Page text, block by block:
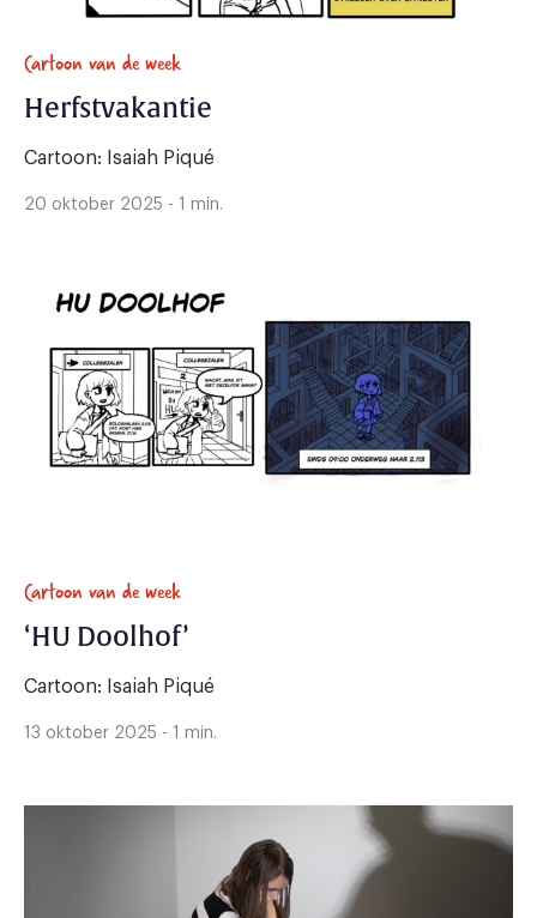
Cartoon van de week
Herfstvakantie
Cartoon: Isaiah Piqué
20 oktober 2025 - 1 min.
Cartoon van de week
‘HU Doolhof’
Cartoon: Isaiah Piqué
13 oktober 2025 - 1 min.